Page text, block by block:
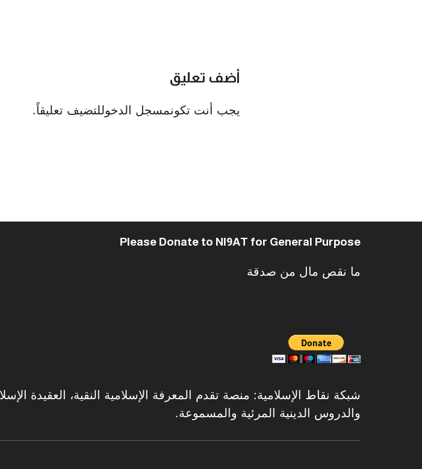
أضف تعليق
يجب أنت تكونمسجل الدخوللتضيف تعليقاً.
Please Donate to NI9AT for General Purpose
ما نقص مال من صدقة
شبكة نقاط الإسلامية: منصة تقدم المعرفة الإسلامية النقية، العقيدة
والدروس الدينية المرئية والمسموعة.